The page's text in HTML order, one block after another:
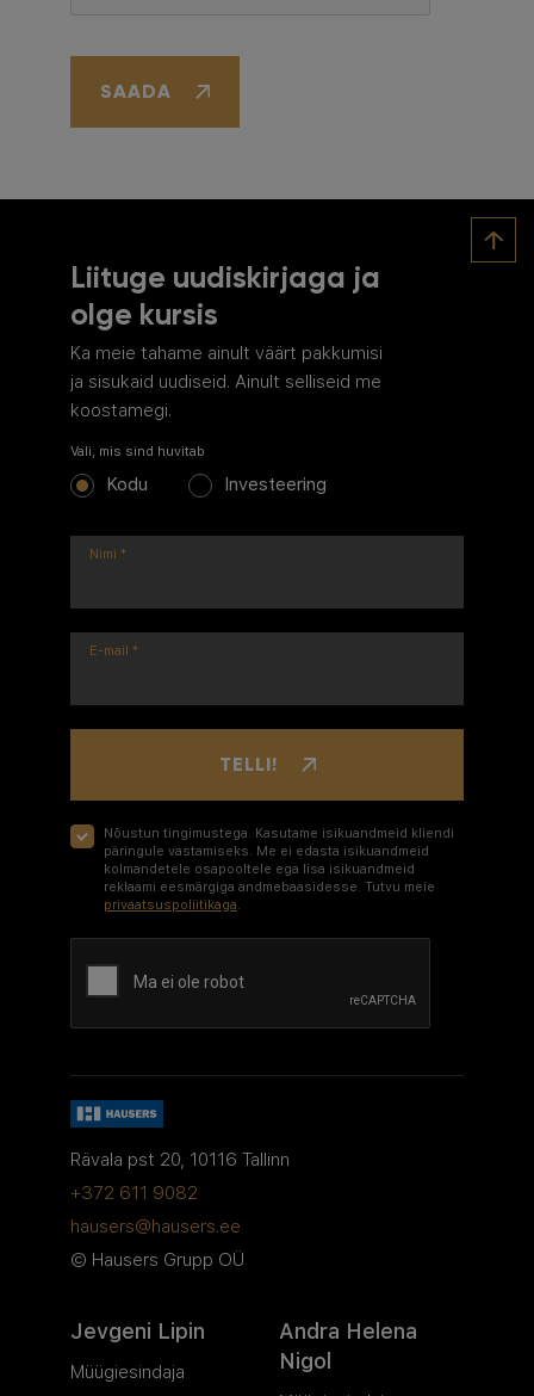
SAADA
Liituge uudiskirjaga ja
olge kursis
Ka meie tahame ainult väärt pakkumisi
ja sisukaid uudiseid. Ainult selliseid me
koostamegi.
Vali, mis sind huvitab
Kodu Investeering
Nimi *
E-mail *
TELLI!
Nõustun tingimustega. Kasutame isikuandmeid kliendi
päringule vastamiseks. Me ei edasta isikuandmeid
kolmandetele osapooltele ega lisa isikuandmeid
reklaami eesmärgiga andmebaasidesse. Tutvu meie
privaatsuspoliitikaga
Rävala pst 20, 10116 Tallinn
+372 611 9082
hausers@hausers.ee
© Hausers Grupp OÜ
Jevgeni Lipin
Müügiesindaja
Andra Helena
Nigol